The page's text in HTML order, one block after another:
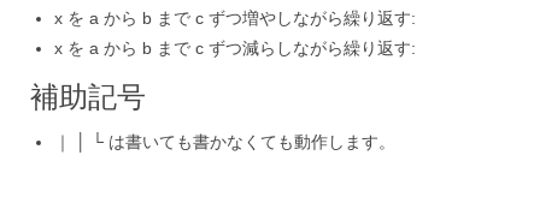
x を a から b まで c ずつ増やしながら繰り返す:
x を a から b まで c ずつ減らしながら繰り返す:
補助記号
｜ └ は書いても書かなくても動作します。